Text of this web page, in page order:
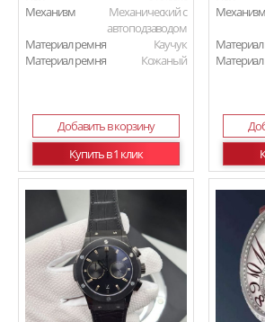
Механизм
Механический с
автоподзаводом
Материал ремня
Каучук
Материал ремня
Кожаный
Добавить в корзину
Купить в 1 клик
Механизм